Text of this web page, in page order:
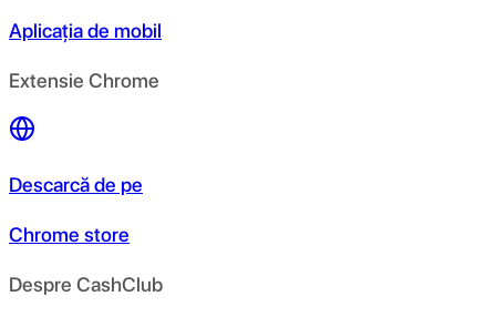
Aplicația de mobil
Extensie Chrome
Descarcă de pe
Chrome store
Despre CashClub